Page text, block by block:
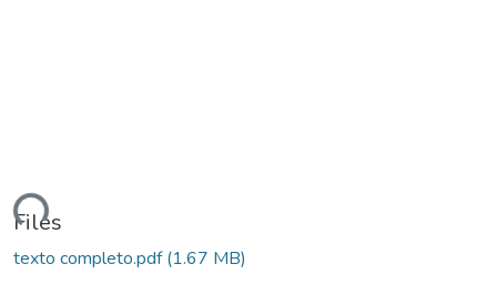
Files
texto completo.pdf(1.67 MB)